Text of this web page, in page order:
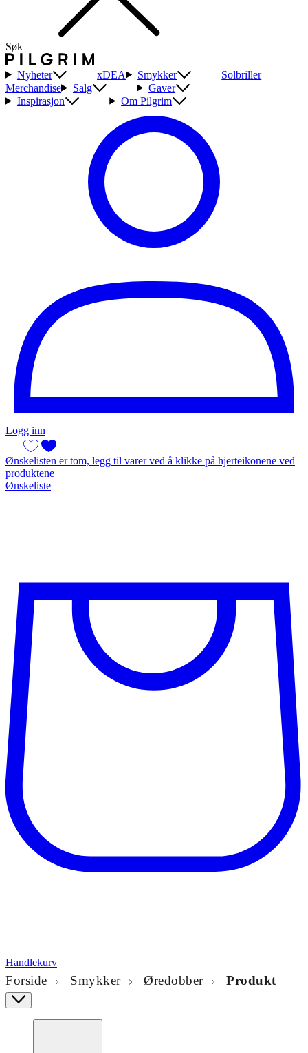
Søk
Nyheter xDEA Smykker
Solbriller
Merchandise
Salg
Gaver
Inspirasjon
Om Pilgrim
Logg inn
Ønskelisten er tom, legg til varer ved å klikke på hjerteikonene ved
produktene
Ønskeliste
Handlekurv
Forside Smykker Øredobber Produkt